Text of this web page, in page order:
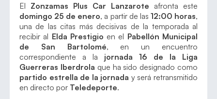
El Zonzamas Plus Car Lanzarote afronta este
domingo 25 de enero, a partir de las 12:00 horas,
una de las citas más decisivas de la temporada al
recibir al Elda Prestigio en el Pabellón Municipal
de San Bartolomé, en un encuentro
correspondiente a la jornada 16 de la Liga
Guerreras Iberdrola que ha sido designado como
partido estrella de la jornada y será retransmitido
en directo por Teledeporte.